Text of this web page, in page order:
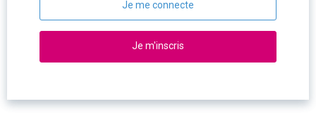
Je me connecte
Je m'inscris